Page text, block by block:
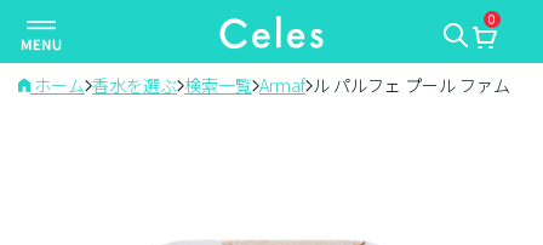
ナ
ビ
ゲ
0
ホーム 香水を選ぶ 検索一覧 Armaf ル パルフェ プール ファム